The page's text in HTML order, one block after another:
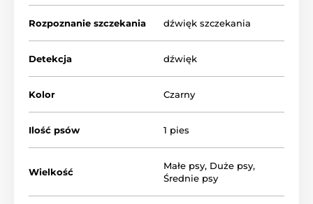
Rozpoznanie szczekania dźwięk szczekania
Detekcja dźwięk
Kolor Czarny
Ilość psów 1 pies
Wielkość
Małe psy, Duże psy,
Średnie psy